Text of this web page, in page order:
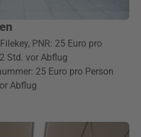
PNR: 25 Euro pro
Std. vor Abflug
25 Euro pro Person
Abflug